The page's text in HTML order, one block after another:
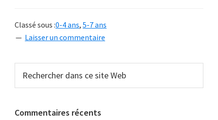
jamais
Classé sous :0-4 ans, 5-7 ans
Laisser un commentaire
Barre
latérale
dans
Web
Commentaires récents